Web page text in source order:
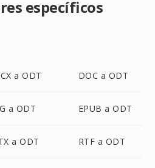
específicos
a ODT DOC a ODT
a ODT EPUB a ODT
a ODT RTF a ODT